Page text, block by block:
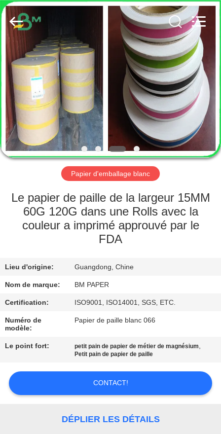
MAISON
PRODUITS
AU
SUJET
DE
NOUS
VISITE
D'USINE
QUALITÉ
CONTACTEZ-
NOUS
NOUVELLES
CAS
GUANGZHOU
BMPAPER
CO.,
LTD..
All
Rights
Papier d'emballage blanc
Le papier de paille de la largeur 15MM
60G 120G dans une Rolls avec la
couleur a imprimé approuvé par le
FDA
Lieu d'origine: Guangdong, Chine
Nom de marque: BM PAPER
Certification: ISO9001, ISO14001, SGS, ETC.
Numéro de
modèle:
Papier de paille blanc 066
Le point fort: petit pain de papier de métier de magnésium,
Petit pain de papier de paille
CONTACT!
DÉPLIER LES DÉTAILS